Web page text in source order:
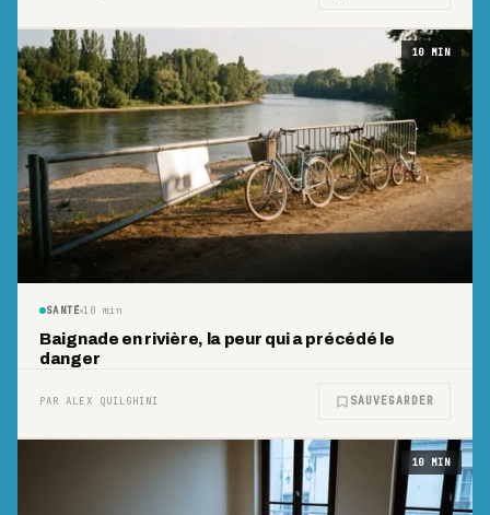
10 MIN
SANTÉ 10 min
Baignade en rivière, la peur qui a précédé le
danger
PAR ALEX QUILGHINI SAUVEGARDER
10 MIN